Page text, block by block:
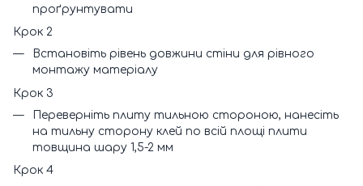
проґрунтувати
Крок 2
Встановіть рівень довжини стіни для рівного
монтажу матеріалу
Крок 3
Переверніть плиту тильною стороною, нанесіть
на тильну сторону клей по всій площі плити
товщина шару 1,5-2 мм
Крок 4